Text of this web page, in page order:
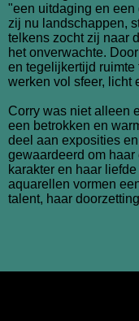
"een uitdaging en een
zij nu landschappen,
telkens zocht zij naar
het onverwachte.
en tegelijkertijd ruimte
werken vol sfeer, licht
Corry was niet alleen
een betrokken en
deel aan exposities
gewaardeerd om
karakter en haar
aquarellen vormen
talent, haar